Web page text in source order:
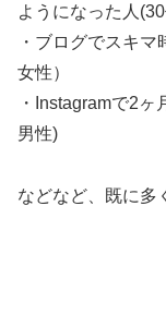
ようになった人
・ブログでスキ
女性）
・Instagramで2
男性)
などなど、既に多